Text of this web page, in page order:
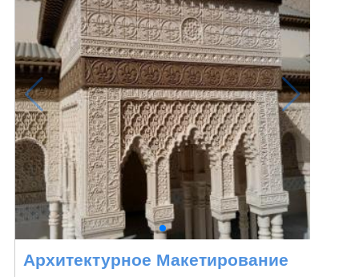
Архитектурное Макетирование